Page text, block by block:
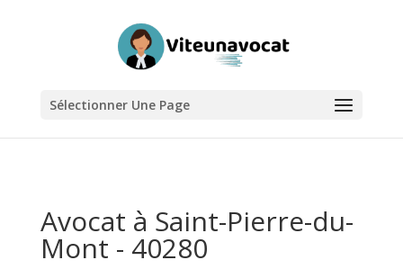
Sélectionner Une Page
Avocat à Saint-Pierre-du-
Mont - 40280